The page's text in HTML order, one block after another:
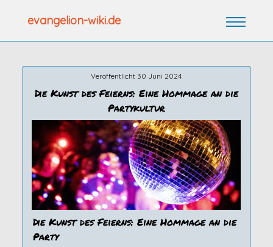
evangelion-wiki.de
Veröffentlicht 30 Juni 2024
Die Kunst des Feierns: Eine Hommage an die
Partykultur
Die Kunst des Feierns: Eine Hommage an die
Party